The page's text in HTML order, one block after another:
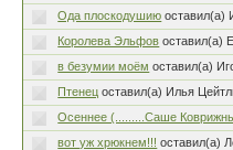
Ода плоскодушию оставил(а)
Королева Эльфов оставил(а)
в безумии моём оставил(а)
Птенец оставил(а) Илья
Осеннее (.........Саше
вот уж хрюкнем!!! оставил(а)